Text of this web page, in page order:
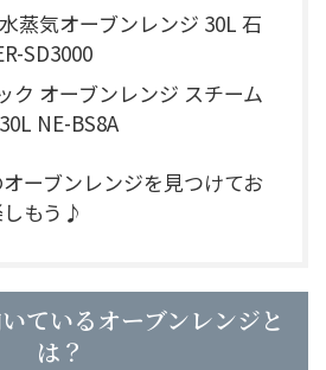
蒸気オーブンレンジ 30L 石
SD3000
ク オーブンレンジ スチーム
NE-BS8A
ーブンレンジを見つけてお
もう♪
ているオーブンレンジと
は？